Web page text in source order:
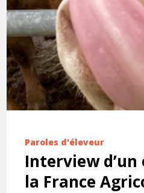
Paroles d'éleveur
Interview
la France